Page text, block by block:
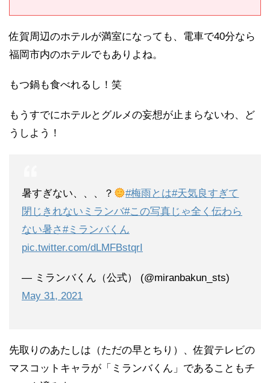
佐賀周辺のホテルが満室になっても、電車で40分なら
福岡市内のホテルでもありよね。
もつ鍋も食べれるし！笑
もうすでにホテルとグルメの妄想が止まらないわ、ど
うしよう！
暑すぎない、、、？ #梅雨とは#天気良すぎて
閉じきれないミランバ#この写真じゃ全く伝わら
ない暑さ#ミランバくん
pic.twitter.com/dLMFBstqrI
— ミランバくん（公式） (@miranbakun_sts)
May 31, 2021
先取りのあたしは（ただの早とちり）、佐賀テレビの
マスコットキャラが「ミランバくん」であることもチ